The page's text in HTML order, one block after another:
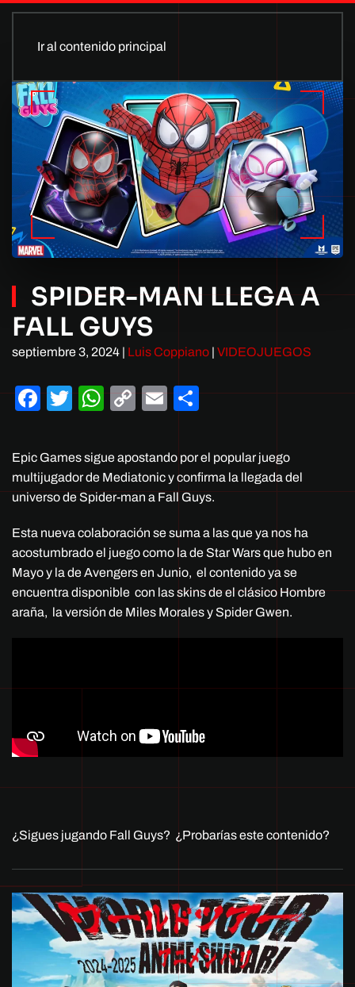
Ir al contenido principal
SPIDER-MAN LLEGA A
FALL GUYS
septiembre 3, 2024 | Luis Coppiano | VIDEOJUEGOS
Facebook
Twitter
WhatsApp
CopyEmailCompartir
Epic Games sigue apostando por el popular juego
multijugador de Mediatonic y confirma la llegada del
universo de Spider-man a Fall Guys.
Esta nueva colaboración se suma a las que ya nos ha
acostumbrado el juego como la de Star Wars que hubo en
Mayo y la de Avengers en Junio, el contenido ya se
encuentra disponible con las skins de el clásico Hombre
araña, la versión de Miles Morales y Spider Gwen.
¿Sigues jugando Fall Guys? ¿Probarías este contenido?